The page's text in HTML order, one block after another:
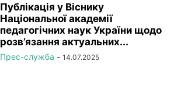
Публікація у Віснику
Національної академії
педагогічних наук України щодо
розв’язання актуальних...
Прес-служба - 14.07.2025